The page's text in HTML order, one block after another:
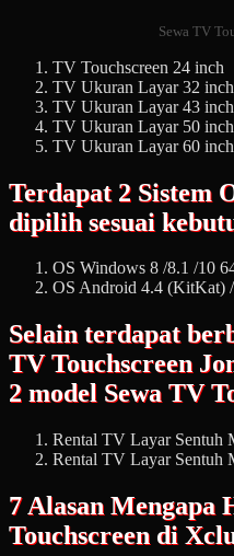
Sewa TV
TV Touchscreen 24 inch
TV Ukuran Layar 32 inch
TV Ukuran Layar 43 inch
TV Ukuran Layar 50 inch
TV Ukuran Layar 60 inch
Terdapat 2 Sistem
dipilih sesuai
OS Windows 8 /8.1 /10
OS Android 4.4 (KitKat)
Selain terdapat
TV Touchscreen
2 model Sewa TV
Rental TV Layar Sentuh
Rental TV Layar Sentuh
7 Alasan Mengapa
Touchscreen di